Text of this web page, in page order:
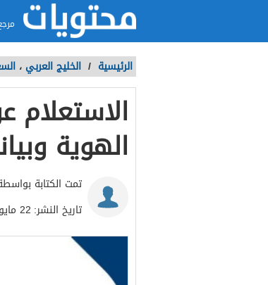
الرئيسية / الخليج العربي ،
الاستعلام
الهوية
تمت الكتابة
تاريخ النشر: 22 مايو 2025 - 5:34م